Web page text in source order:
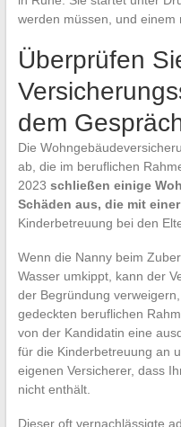
werden müssen, und einem
Überprüfen
dem
Die
ab, die im beruflichen
2023 schließen einige
Schäden aus, die mit
Kinderbetreuung bei den
Wenn die Nanny beim
Wasser umkippt, kann der
der Begründung
gedeckten beruflichen
von der Kandidatin eine
für die Kinderbetreuung an
eigenen Versicherer, dass
nicht enthält.
Dieser oft vernachlässigte